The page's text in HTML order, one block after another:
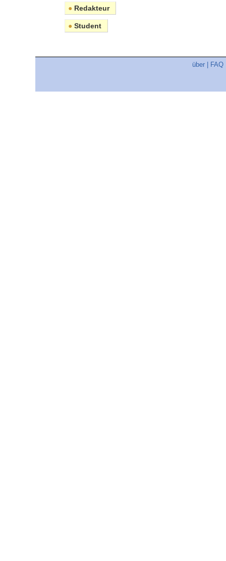
● Redakteur
● Student
über FAQ